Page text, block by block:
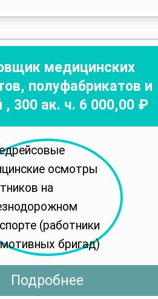
медицинских
полуфабрикатов и
, 300 ак. ч. 6 000,00 ₽
Подробнее